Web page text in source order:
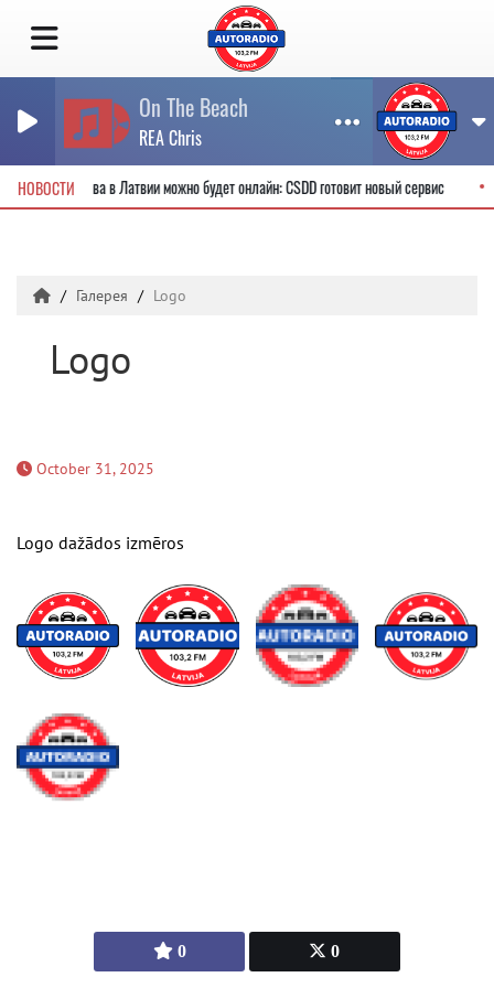
On The Beach
REA Chris
НОВОСТИправа в Латвии можно будет онлайн: CSDD готовит новый сервис
Галерея Logo
Logo
0 0
October 31, 2025
Logo dažādos izmēros